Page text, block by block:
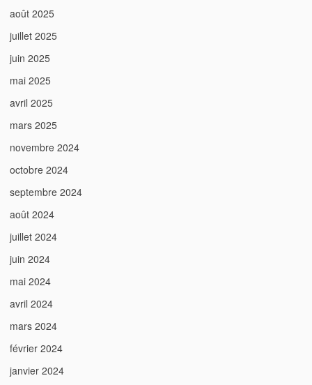
août 2025
juillet 2025
juin 2025
mai 2025
avril 2025
mars 2025
novembre 2024
octobre 2024
septembre 2024
août 2024
juillet 2024
juin 2024
mai 2024
avril 2024
mars 2024
février 2024
janvier 2024